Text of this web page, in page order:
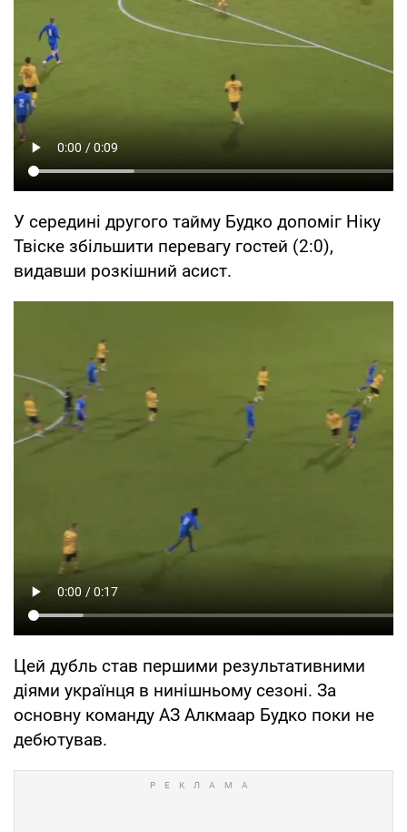
У середині другого тайму Будко допоміг Ніку
Твіске збільшити перевагу гостей (2:0),
видавши розкішний асист.
Цей дубль став першими результативними
діями українця в нинішньому сезоні. За
основну команду АЗ Алкмаар Будко поки не
дебютував.